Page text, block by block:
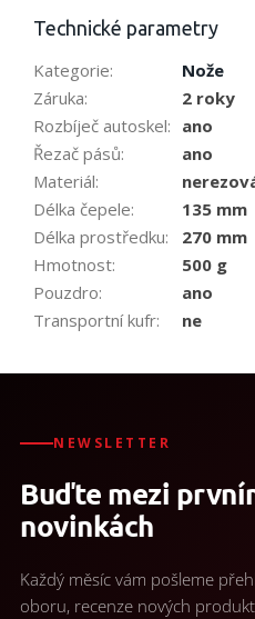
Technické parametry
Kategorie:
Nože
Záruka:
2 roky
Rozbíječ autoskel: ano
Řezač pásů:
ano
Materiál:
Délka čepele:
135 mm
Délka prostředku:
270 mm
Hmotnost:
500 g
Pouzdro:
ano
Transportní kufr: ne
NEWSLETTER
Buďte mezi
novinkách
Každý měsíc vám pošleme
oboru, recenze nových